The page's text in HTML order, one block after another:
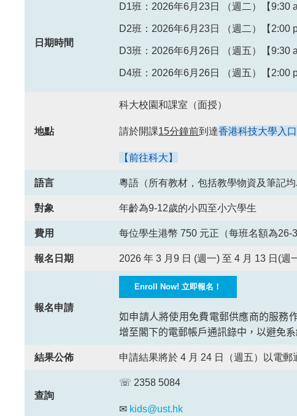
日期時間
D1班：2026年6月23日 （週二）【9:30
D2班：2026年6月23日 （週二）【2:00
D3班：2026年6月26日 （週五）【9:30
D4班：2026年6月26日 （週五）【2:00
地點
科大校園和課室（面授）
請於開課15分鐘前到達香港科技大學入
【前往科大】
語言 粵語（所有教材，包括教學物資及筆記均
對象 年齡為9-12歲的小四至小六學生
費用 每位學生港幣 750 元正（每班名額為26-
報名日期 2026 年 3 月9 日 (週一) 至 4 月 13 日(週
報名申請
Enroll Now! 立即報名！
如申請人將使用免費電郵供應商的服務
增至閣下的電郵帳戶通訊錄中，以避免
結果公佈 申請結果將於 4 月 24 日（週五）以電郵
查詢
☏ 2358 5084
✉ kids@ust.hk